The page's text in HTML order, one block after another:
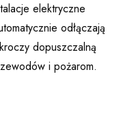
elektryczne
odłączają
dopuszczalną
i pożarom.